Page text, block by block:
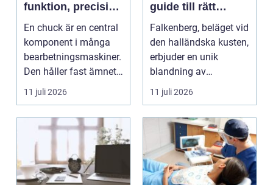
funktion, precision
och smarta val
En chuck är en central
komponent i många
bearbetningsmaskiner.
Den håller fast ämnet
eller verktyget...
11 juli 2026
guide till rätt
bostad för dig
Falkenberg, beläget vid
den halländska kusten,
erbjuder en unik
blandning av
naturskö...
11 juli 2026